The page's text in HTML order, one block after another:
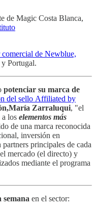
de Magic Costa Blanca,
comercial de Newblue,
y Portugal.
potenciar su marca de
del sello Affiliated by
Zarraluqui, "el
a los elementos más
de una marca reconocida
inversión en
principales de cada
mercado (el directo) y
mediante el programa
semana en el sector: